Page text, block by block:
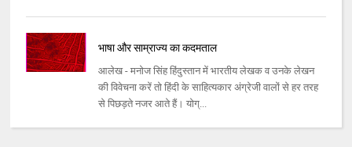
भाषा और साम्राज्य का कदमताल
आलेख - मनोज सिंह हिंदुस्तान में भारतीय लेखक व उनके लेखन
की विवेचना करें तो हिंदी के साहित्यकार अंग्रेजी वालों से हर तरह
से पिछड़ते नजर आते हैं। योग्...